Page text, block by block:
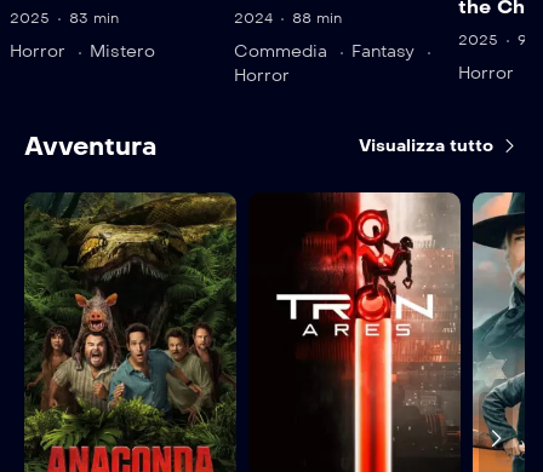
2025 83 min
Horror Mistero
2024 88 min
Commedia
Fantasy
Horror
the
2025 94
Horror
Avventura Visualizza tutto